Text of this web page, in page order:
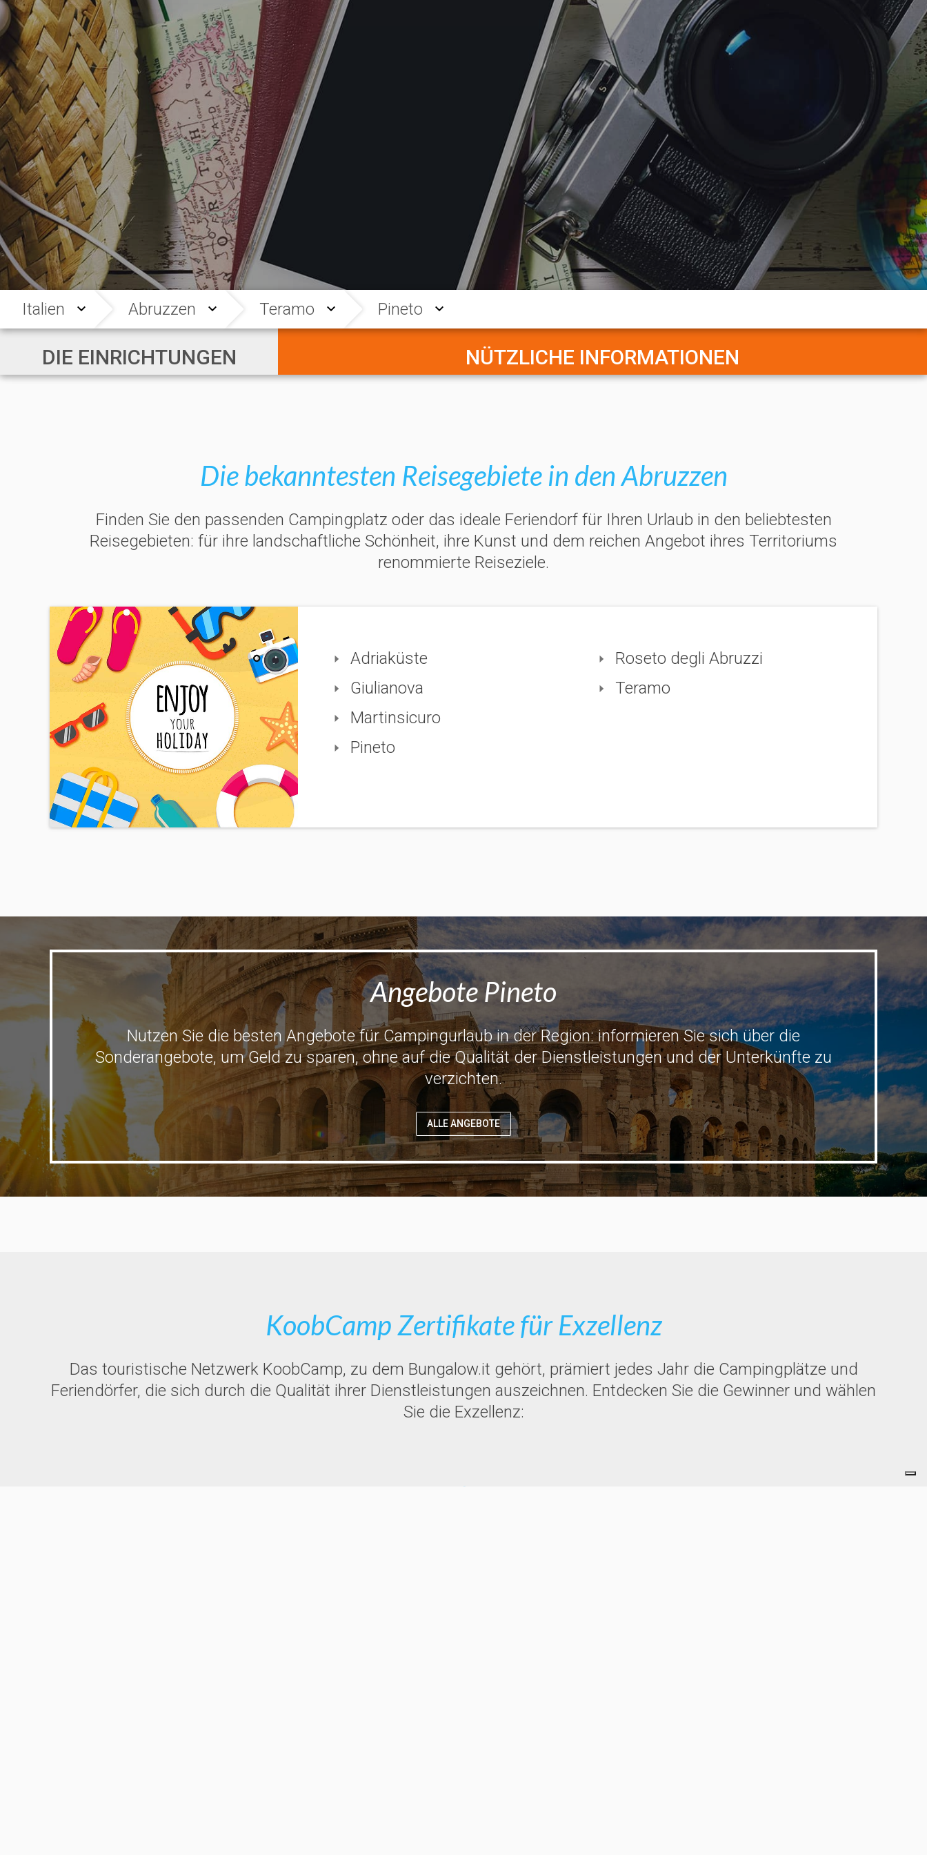
Italien Abruzzen Teramo Pineto
DIE EINRICHTUNGEN NÜTZLICHE INFORMATIONEN
Die bekanntesten Reisegebiete in den Abruzzen
Finden Sie den passenden Campingplatz oder das ideale Feriendorf für Ihren Urlaub in den beliebtesten
Reisegebieten: für ihre landschaftliche Schönheit, ihre Kunst und dem reichen Angebot ihres Territoriums
renommierte Reiseziele.
Adriaküste
Giulianova
Martinsicuro
Pineto
Roseto degli Abruzzi
Teramo
Angebote Pineto
Nutzen Sie die besten Angebote für Campingurlaub in der Region: informieren Sie sich über die
Sonderangebote, um Geld zu sparen, ohne auf die Qualität der Dienstleistungen und der Unterkünfte zu
verzichten.
ALLE ANGEBOTE
KoobCamp Zertifikate für Exzellenz
Das touristische Netzwerk KoobCamp, zu dem Bungalow.it gehört, prämiert jedes Jahr die Campingplätze und
Feriendörfer, die sich durch die Qualität ihrer Dienstleistungen auszeichnen. Entdecken Sie die Gewinner und wählen
Sie die Exzellenz: